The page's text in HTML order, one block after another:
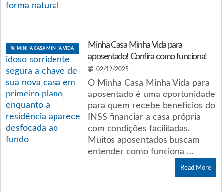
MINHA CASA MINHA VIDA
Minha Casa Minha Vida para
aposentado! Confira como funciona!
02/12/2025
O Minha Casa Minha Vida para
aposentado é uma oportunidade
para quem recebe benefícios do
INSS financiar a casa própria
com condições facilitadas.
Muitos aposentados buscam
entender como funciona …
Read More